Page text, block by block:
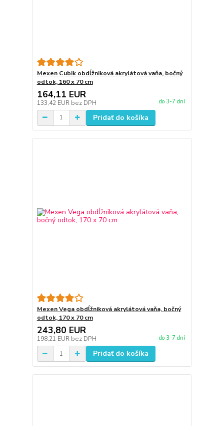
Mexen Cubik obdĺžniková akrylátová vaňa, bočný
odtok, 160 x 70 cm
164,11 EUR
133,42 EUR bez DPH do 3-7 dní
Pridať do košíka
Mexen Vega obdĺžniková akrylátová vaňa, bočný
odtok, 170 x 70 cm
243,80 EUR
198,21 EUR bez DPH do 3-7 dní
Pridať do košíka